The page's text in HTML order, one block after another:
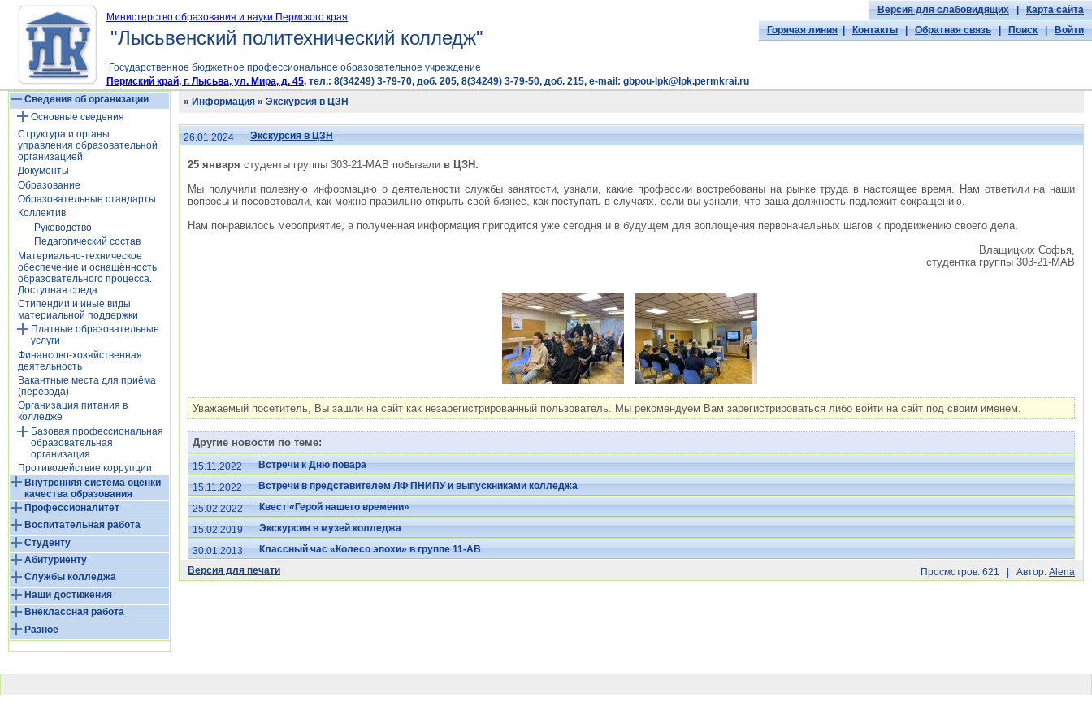
Министерство образования и науки Пермского края
"Лысьвенский политехнический колледж"
Версия для слабовидящих|Карта сайта
Горячая линия|Контакты|Обратная связь|Поиск|Войти
Государственное бюджетное профессиональное образовательное учреждение
Пермский край, г. Лысьва, ул. Мира, д. 45, тел.: 8(34249) 3-79-70, доб. 205, 8(34249) 3-79-50, доб. 215, e-mail: gbpou-lpk@lpk.permkrai.ru
Сведения об организации
Основные сведения
Структура и органы
управления образовательной
организацией
Документы
Образование
Образовательные стандарты
Коллектив
Руководство
Педагогический состав
Материально-техническое
обеспечение и оснащённость
образовательного процесса.
Доступная среда
Стипендии и иные виды
материальной поддержки
Платные образовательные
услуги
Финансово-хозяйственная
деятельность
Вакантные места для приёма
(перевода)
Организация питания в
колледже
Базовая профессиональная
образовательная
организация
Противодействие коррупции
Внутренняя система оценки
качества образования
Профессионалитет
Воспитательная работа
Студенту
Абитуриенту
Службы колледжа
Наши достижения
Внеклассная работа
Разное
» Информация » Экскурсия в ЦЗН
26.01.2024 Экскурсия в ЦЗН
25 января студенты группы 303-21-МАВ побывали в ЦЗН.
Мы получили полезную информацию о деятельности службы занятости, узнали, какие профессии востребованы на рынке труда в настоящее время. Нам ответили на наши
вопросы и посоветовали, как можно правильно открыть свой бизнес, как поступать в случаях, если вы узнали, что ваша должность подлежит сокращению.
Нам понравилось мероприятие, а полученная информация пригодится уже сегодня и в будущем для воплощения первоначальных шагов к продвижению своего дела.
Влащицких Софья,
студентка группы 303-21-МАВ
Уважаемый посетитель, Вы зашли на сайт как незарегистрированный пользователь. Мы рекомендуем Вам зарегистрироваться либо войти на сайт под своим именем.
Другие новости по теме:
15.11.2022
Встречи к Дню повара
15.11.2022
Встречи в представителем ЛФ ПНИПУ и выпускниками колледжа
25.02.2022
Квест «Герой нашего времени»
15.02.2019
Экскурсия в музей колледжа
30.01.2013
Классный час «Колесо эпохи» в группе 11-АВ
Версия для печати
Просмотров: 621 | Автор: Alena